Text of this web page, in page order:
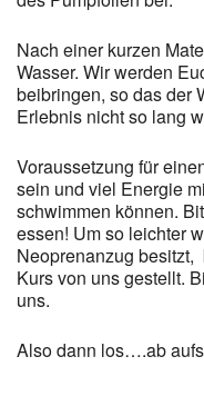
Nach einer kurzen
Wasser. Wir werden
beibringen, so das der
Erlebnis nicht so lang
Voraussetzung für
sein und viel Energie
schwimmen können.
essen! Um so leichter
Neoprenanzug besitzt,
Kurs von uns gestellt.
uns.
Also dann los….ab